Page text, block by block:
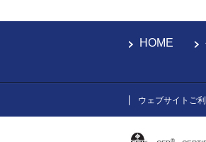
HOME
ウェブサイトご
®